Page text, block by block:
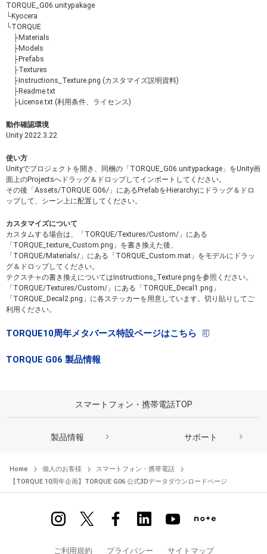
TORQUE_G06.unitypakage
└Kyocera
└TORQUE
├Materials
├Models
├Prefabs
├Textures
├Instructions_Texture.png (カスタマイズ説明資料)
├Readme.txt
├License.txt (利用条件、ライセンス)
動作確認環境
Unity 2022.3.22
使い方
Unityでプロジェクトを開き、同梱の「TORQUE_G06.unitypackage」をUnity画
面上のProjectsへドラッグ＆ドロップしてインポートしてください。
その後「Assets/TORQUE G06/」にあるPrefabをHierarchyにドラッグ＆ドロ
ップして、シーン上に配置してください。
カスタマイズについて
カスタムする場合は、「TORQUE/Textures/Custom/」にある
「TORQUE_texture_Custom.png」を書き換えた後、
「TORQUE/Materials/」にある「TORQUE_Custom.mat」をモデルにドラッ
グ＆ドロップしてください。
テクスチャの書き換えについてはInstructions_Texture.pngを参照ください。
「TORQUE/Textures/Custom/」にある「TORQUE_Decal1.png」
「TORQUE_Decal2.png」に各ステッカーを用意しています。切り貼りしてご
利用ください。
TORQUE10周年メタバース特設ページはこちら
TORQUE G06 製品情報
スマートフォン・携帯電話TOP
製品情報 サポート
Home 個人のお客様
スマートフォン・携帯電話
【TORQUE 10周年企画】TORQUE G06 公式3Dデータダウンロードページ
ご利用規約 プライバシー サイトマップ